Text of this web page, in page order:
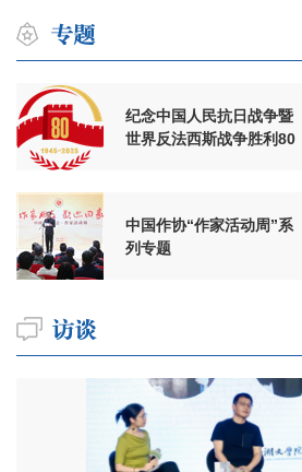
纪念中国人民抗日战争暨
世界反法西斯战争胜利80
中国作协“作家活动周”系
列专题